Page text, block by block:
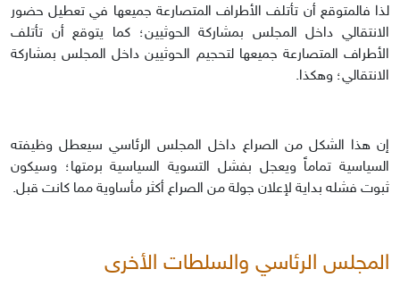
لذا فالمتوقع أن تأتلف الأطراف المتصارعة جميعها في تعطيل حضور
الانتقالي داخل المجلس بمشاركة الحوثيين؛ كما يتوقع أن تأتلف
الأطراف المتصارعة جميعها لتحجيم الحوثيين داخل المجلس بمشاركة
الانتقالي؛ وهكذا.
إن هذا الشكل من الصراع داخل المجلس الرئاسي سيعطل وظيفته
السياسية تماماً ويعجل بفشل التسوية السياسية برمتها؛ وسيكون
ثبوت فشله بداية لإعلان جولة من الصراع أكثر مأساوية مما كانت قبل.
المجلس الرئاسي والسلطات الأخرى